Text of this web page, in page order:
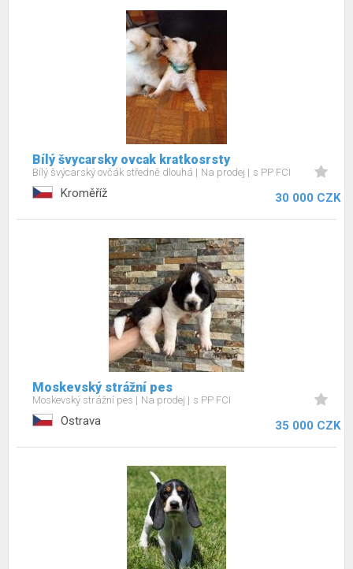
Bílý švycarsky ovcak kratkosrsty
Bílý švýcarský ovčák středně dlouhá Na prodej s PP FCI
Kroměříž 30 000 CZK
Moskevský strážní pes
Moskevský strážní pes Na prodej s PP FCI
Ostrava 35 000 CZK